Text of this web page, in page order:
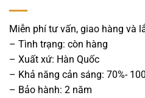
Miễn phí tư vấn, giao hàng và
– Tình trạng: còn hàng
– Xuất xứ: Hàn Quốc
– Khả năng cản sáng: 70%-
– Bảo hành: 2 năm